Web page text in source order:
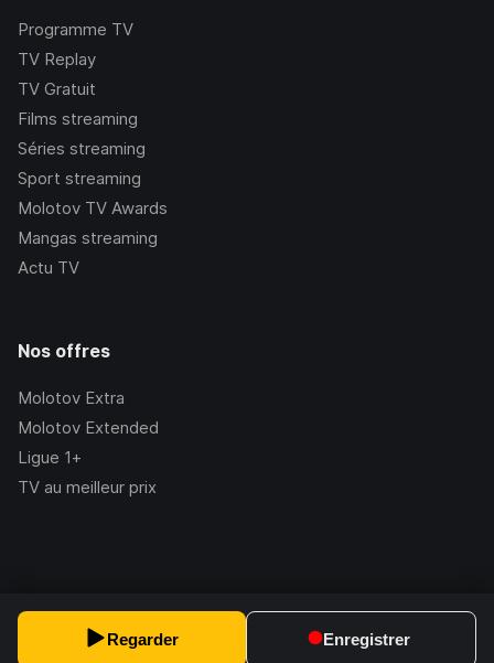
Regarder Enregistrer
Programme TV
TV Replay
TV Gratuit
Films streaming
Séries streaming
Sport streaming
Molotov TV Awards
Mangas streaming
Actu TV
Nos offres
Molotov Extra
Molotov Extended
Ligue 1+
TV au meilleur prix
2.228.1